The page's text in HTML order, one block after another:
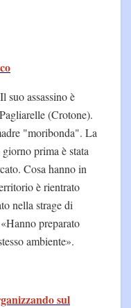
Il suo assassino è
(Crotone).
"moribonda". La
prima è stata
Cosa hanno in
è rientrato
nella strage di
preparato
ambiente».
sul